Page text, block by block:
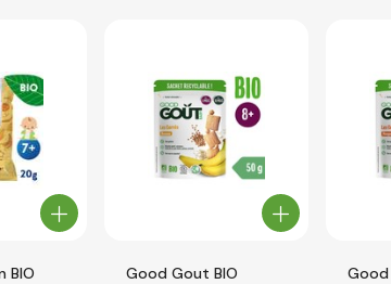
BIO
Good Gout BIO
Good